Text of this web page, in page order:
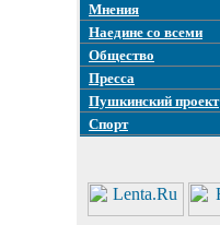
Мнения
Наедине со всеми
Общество
Пресса
Пушкинский проект
Спорт